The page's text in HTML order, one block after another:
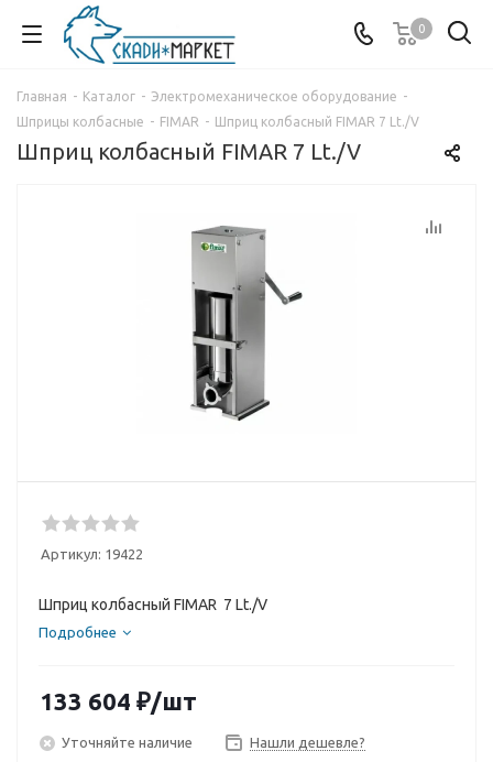
0
Главная - Каталог - Электромеханическое оборудование -
Шприцы колбасные - FIMAR - Шприц колбасный FIMAR 7 Lt./V
Шприц колбасный FIMAR 7 Lt./V
Артикул: 19422
Шприц колбасный FIMAR 7 Lt./V
Подробнее
133 604 ₽/шт
Уточняйте наличие Нашли дешевле?